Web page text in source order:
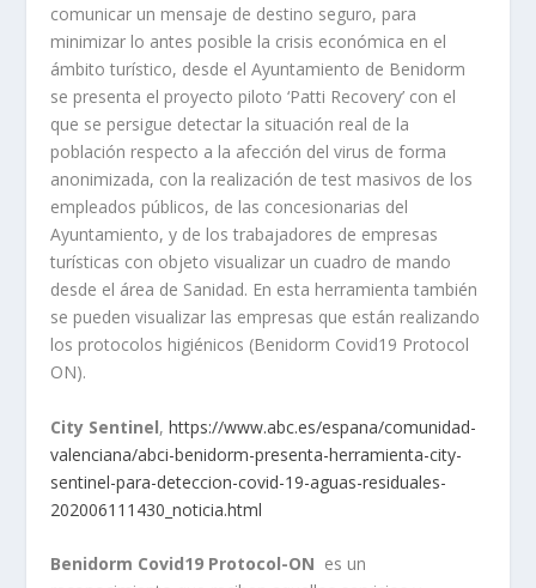
comunicar un mensaje de destino seguro, para
minimizar lo antes posible la crisis económica en el
ámbito turístico, desde el Ayuntamiento de Benidorm
se presenta el proyecto piloto ‘Patti Recovery’ con el
que se persigue detectar la situación real de la
población respecto a la afección del virus de forma
anonimizada, con la realización de test masivos de los
empleados públicos, de las concesionarias del
Ayuntamiento, y de los trabajadores de empresas
turísticas con objeto visualizar un cuadro de mando
desde el área de Sanidad. En esta herramienta también
se pueden visualizar las empresas que están realizando
los protocolos higiénicos (Benidorm Covid19 Protocol
ON).
City Sentinel,https://www.abc.es/espana/comunidad-
valenciana/abci-benidorm-presenta-herramienta-city-
sentinel-para-deteccion-covid-19-aguas-residuales-
202006111430_noticia.html
Benidorm Covid19 Protocol-ON es un